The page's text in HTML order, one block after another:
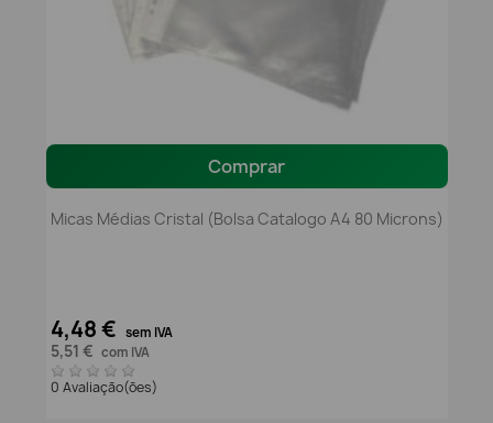
Comprar
Micas Médias Cristal (Bolsa Catalogo A4 80 Microns)
4,48 € sem IVA
5,51 € com IVA
0 Avaliação(ões)